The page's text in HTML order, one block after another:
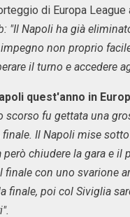
di Europa
"Il Napoli ha già
non proprio
il turno e accedere
quest'anno in
scorso fu gettata una
finale. Il Napoli mise
però chiudere la gara e il
finale con uno svarione
finale, poi col Siviglia